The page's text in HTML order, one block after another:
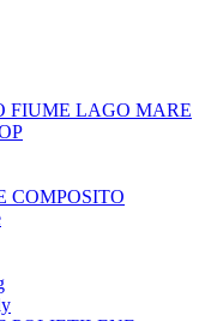
FIUME LAGO MARE
COMPOSITO